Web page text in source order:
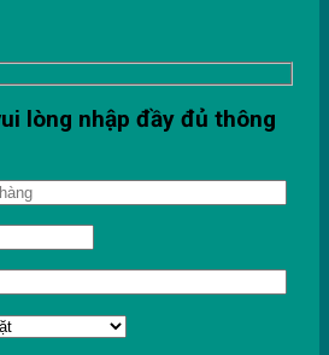
lòng nhập đầy đủ thông